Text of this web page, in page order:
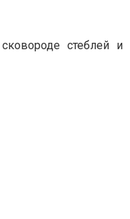
стеблей и